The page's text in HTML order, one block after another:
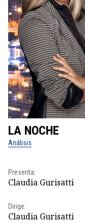
LA NOCHE
Análisis
Presenta:
Claudia Gurisatti
Dirige:
Claudia Gurisatti